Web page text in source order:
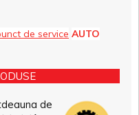
de service AUTO
de